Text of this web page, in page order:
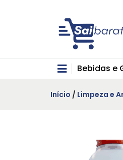
Bebidas e
Início / Limpeza e